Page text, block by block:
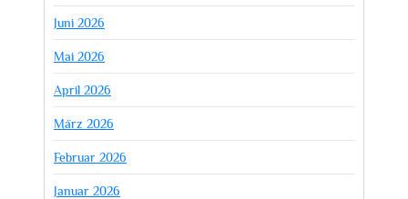
Juni 2026
Mai 2026
April 2026
März 2026
Februar 2026
Januar 2026